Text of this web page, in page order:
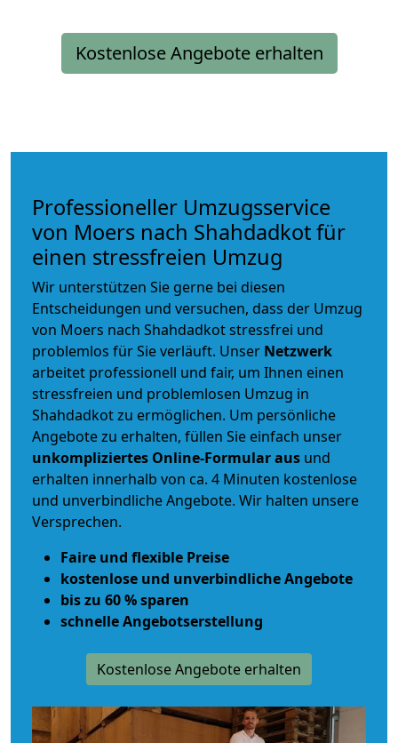
Kostenlose Angebote erhalten
Professioneller Umzugsservice
von Moers nach Shahdadkot für
einen stressfreien Umzug
Wir unterstützen Sie gerne bei diesen
Entscheidungen und versuchen, dass der Umzug
von Moers nach Shahdadkot stressfrei und
problemlos für Sie verläuft. Unser Netzwerk
arbeitet professionell und fair, um Ihnen einen
stressfreien und problemlosen Umzug in
Shahdadkot zu ermöglichen. Um persönliche
Angebote zu erhalten, füllen Sie einfach unser
unkompliziertes Online-Formular aus und
erhalten innerhalb von ca. 4 Minuten kostenlose
und unverbindliche Angebote. Wir halten unsere
Versprechen.
Faire und flexible Preise
kostenlose und unverbindliche Angebote
bis zu 60 % sparen
schnelle Angebotserstellung
Kostenlose Angebote erhalten